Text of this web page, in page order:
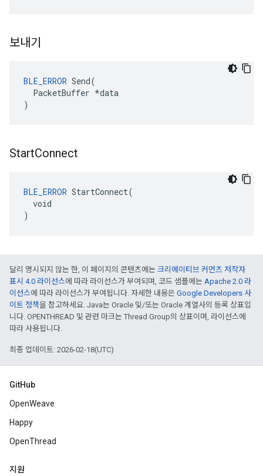
보내기
BLE_ERROR Send(
  PacketBuffer *data
)
StartConnect
BLE_ERROR StartConnect(
  void
)
달리 명시되지 않는 한, 이 페이지의 콘텐츠에는 크리에이티브 커먼즈 저작자
표시 4.0 라이선스에 따라 라이선스가 부여되며, 코드 샘플에는 Apache 2.0 라
이선스에 따라 라이선스가 부여됩니다. 자세한 내용은 Google Developers 사
이트 정책을 참고하세요. Java는 Oracle 및/또는 Oracle 계열사의 등록 상표입
니다. OPENTHREAD 및 관련 마크는 Thread Group의 상표이며, 라이선스에
따라 사용됩니다.
최종 업데이트: 2026-02-18(UTC)
GitHub
OpenWeave
Happy
OpenThread
지원